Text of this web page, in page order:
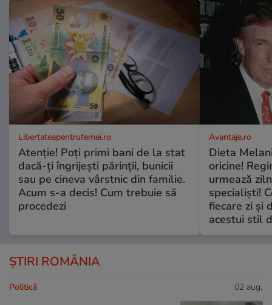
Libertateapentrufemei.ro
Atenție! Poți primi bani de la stat
dacă-ți îngrijești părinții, bunicii
sau pe cineva vârstnic din familie.
Acum s-a decis! Cum trebuie să
procedezi
Avantaje.ro
Dieta
oricine!
urmează
specialiști!
fiecare zi și
acestui stil
ȘTIRI ROMÂNIA
Politică 02 aug.